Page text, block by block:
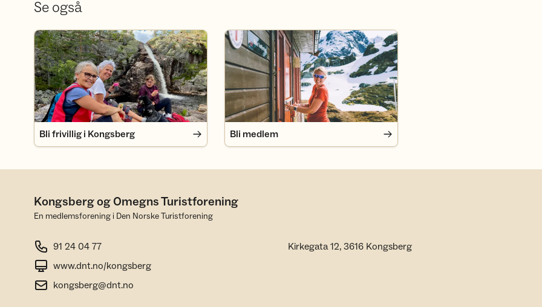
Se også
Bli frivillig i Kongsberg
Bli frivillig i Kongsberg
Bli medlem
Bli medlem
Kongsberg og Omegns Turistforening
En medlemsforening i Den Norske Turistforening
91 24 04 77
www.dnt.no/kongsberg
kongsberg@dnt.no
Kirkegata 12, 3616 Kongsberg